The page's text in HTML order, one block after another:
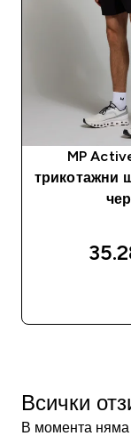
MP
трикотажни
Всички
В момента няма